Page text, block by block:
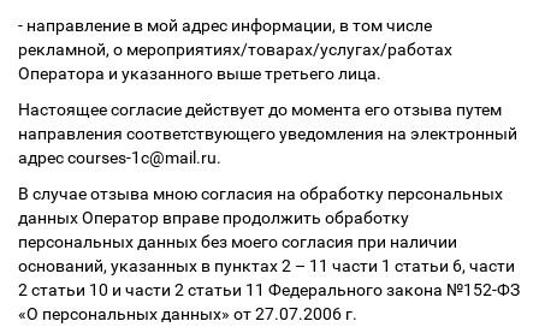
- направление в мой адрес информации, в том числе
рекламной, о мероприятиях/товарах/услугах/работах
Оператора и указанного выше третьего лица.
Настоящее согласие действует до момента его отзыва путем
направления соответствующего уведомления на электронный
адрес courses-1c@mail.ru.
В случае отзыва мною согласия на обработку персональных
данных Оператор вправе продолжить обработку
персональных данных без моего согласия при наличии
оснований, указанных в пунктах 2 – 11 части 1 статьи 6, части
2 статьи 10 и части 2 статьи 11 Федерального закона №152-ФЗ
«О персональных данных» от 27.07.2006 г.